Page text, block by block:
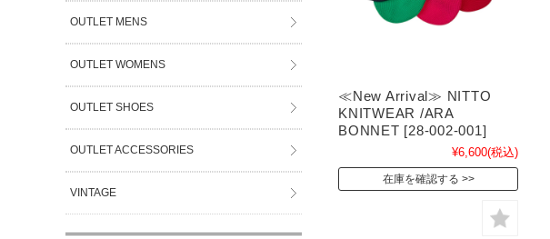
≪New Arrival≫ NITTO
KNITWEAR /ARA
BONNET [28-002-001]
¥6,600(税込)
在庫を確認する
OUTLET MENS
OUTLET WOMENS
OUTLET SHOES
OUTLET ACCESSORIES
VINTAGE